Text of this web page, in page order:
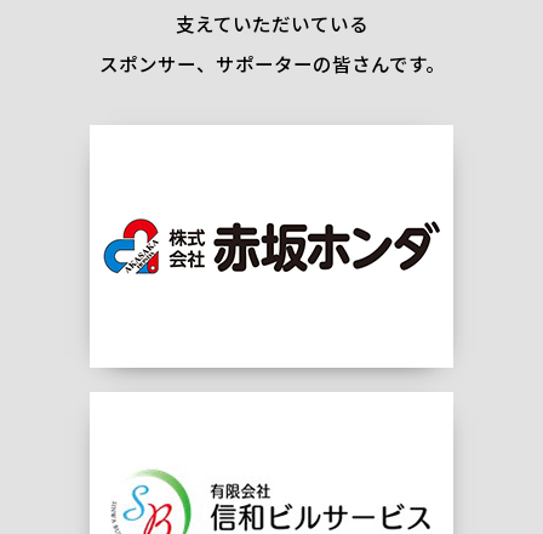
支えていただいている
スポンサー、サポーターの皆さんです。